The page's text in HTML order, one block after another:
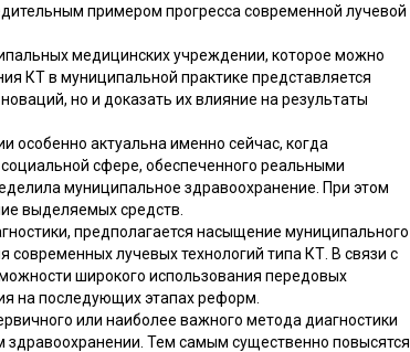
примером прогресса современной лучевой
медицинских учреждении, которое можно
КТ в муниципальной практике представляется
но и доказать их влияние на результаты
особенно актуальна именно сейчас, когда
сфере, обеспеченного реальными
муниципальное здравоохранение. При этом
выделяемых средств.
предполагается насыщение муниципального
лучевых технологий типа КТ. В связи с
широкого использования передовых
на последующих этапах реформ.
или наиболее важного метода диагностики
Тем самым существенно повысятся